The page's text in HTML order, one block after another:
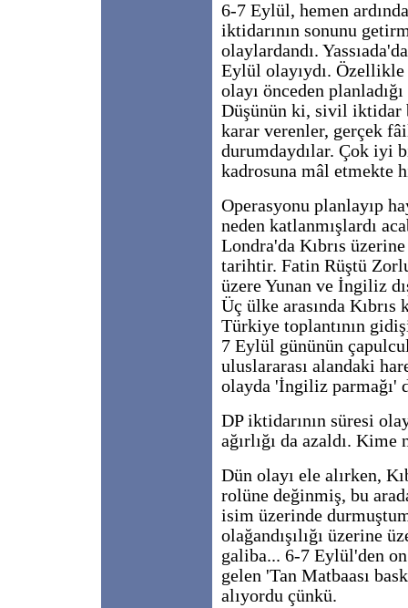
6-7 Eylül, hemen
iktidarının sonunu
olaylardandı.
Eylül olayıydı.
olayı önceden
Düşünün ki, sivil iktidar
karar verenler, gerçek
durumdaydılar. Çok iyi
kadrosuna mâl etmekte
Operasyonu planlayıp
neden katlanmışlardı
Londra'da Kıbrıs
tarihtir. Fatin Rüştü
üzere Yunan ve İngiliz
Üç ülke arasında Kıbrıs
Türkiye toplantının
7 Eylül gününün
uluslararası alandaki
olayda 'İngiliz parmağı'
DP iktidarının süresi
ağırlığı da azaldı. Kime
Dün olayı ele alırken,
rolüne değinmiş, bu
isim üzerinde
olağandışılığı üzerine
galiba... 6-7 Eylül'den
gelen 'Tan Matbaası
alıyordu çünkü.